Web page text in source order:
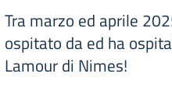
Tra marzo ed aprile
ospitato da ed ha
Lamour di Nimes!